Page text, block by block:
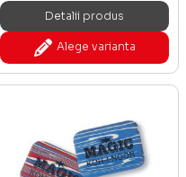
Detalii produs
Alege varianta